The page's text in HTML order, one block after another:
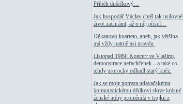
Příběh dušičkový…
Jak hospodář Václav chtěl tak usilovně
život zachránit, až o něj přišel…
Děkanovo kvarteto, aneb, jak většina
má vždy patrně asi pravdu.
Listopad 1989: Koncert ve Vlašimi,
demonstrace nefachčenek – a také co
tehdy prorocky odhadl starý kněz.
Jak se moje pomsta udavačskému
komunistickému dědkovi skrze krásné
ženské nohy proměnila v trojku z